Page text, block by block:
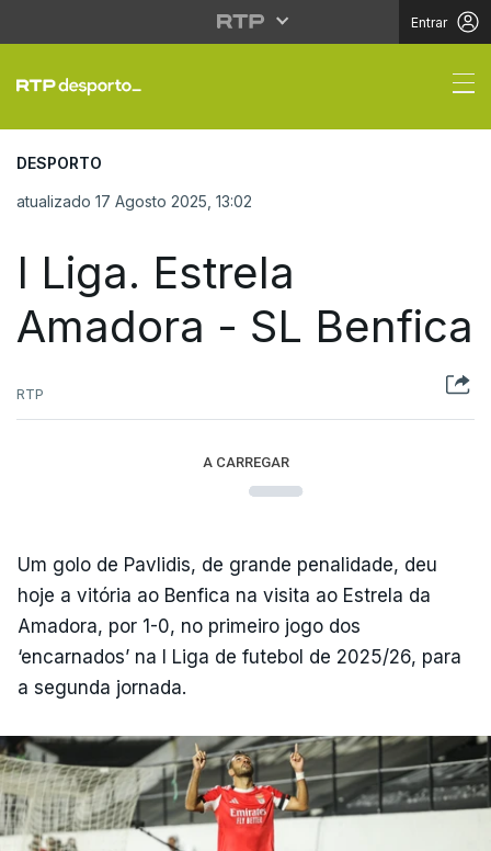
Entrar
I Liga. Estrela
DESPORTO
atualizado 17 Agosto 2025, 13:02
I Liga. Estrela
Amadora - SL Benfica
RTP
A CARREGAR
Um golo de Pavlidis, de grande penalidade, deu
hoje a vitória ao Benfica na visita ao Estrela da
Amadora, por 1-0, no primeiro jogo dos
‘encarnados’ na I Liga de futebol de 2025/26, para
a segunda jornada.